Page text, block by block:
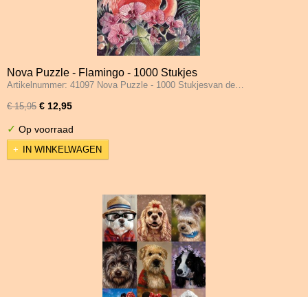
Nova Puzzle - Flamingo - 1000 Stukjes
Artikelnummer: 41097 Nova Puzzle - 1000 Stukjesvan de…
€ 15,95 € 12,95
✓ Op voorraad
IN WINKELWAGEN